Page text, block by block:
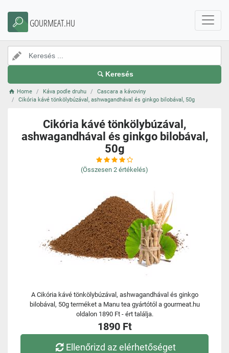
GOURMEAT.HU
Keresés
Home Káva podle druhu
Cascara a kávoviny
Cikória kávé tönkölybúzával, ashwagandhával és ginkgo bilobával, 50g
Cikória kávé tönkölybúzával,
ashwagandhával és ginkgo bilobával,
50g
(Összesen 2 értékelés)
A Cikória kávé tönkölybúzával, ashwagandhával és ginkgo
bilobával, 50g terméket a Manu tea gyártótól a gourmeat.hu
oldalon 1890 Ft - ért találja.
1890 Ft
Ellenőrizd az elérhetőséget